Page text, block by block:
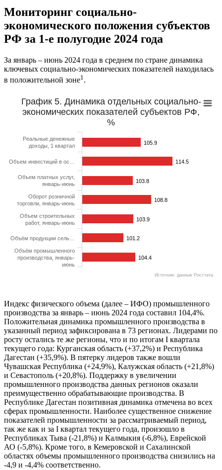
Мониторинг социально-
экономического положения субъектов
РФ за 1-е полугодие 2024 года
За январь – июнь 2024 года в среднем по стране динамика
ключевых социально-экономических показателей находилась
в положительной зоне1 .
График 5. Динамика отдельных социально-
экономических показателей субъектов РФ,
%
105.9
114.5
103.8
108.8
103.9
101.2
104.4
Реальные денежные
доходы, 1 квартал
Объем инвестиций в ос…
Объем платных услуг,
январь-июнь
Оборот розничной
торговли, январь-июнь
Объем строительных
работ, январь-июнь
Объём продукции сель…
Объём промышленного
производства, январь-
июнь
Источник: данные Росстата
Индекс физического объема (далее – ИФО) промышленного
производства за январь – июнь 2024 года составил 104,4%.
Положительная динамика промышленного производства в
указанный период зафиксирована в 73 регионах. Лидерами по
росту остались те же регионы, что и по итогам I квартала
текущего года: Курганская область (+37,2%) и Республика
Дагестан (+35,9%). В пятерку лидеров также вошли
Чувашская Республика (+24,9%), Калужская область (+21,8%)
и Севастополь (+20,8%). Поддержку в увеличении
промышленного производства данных регионов оказали
преимущественно обрабатывающие производства. В
Республике Дагестан позитивная динамика отмечена во всех
сферах промышленности. Наиболее существенное снижение
показателей промышленности за рассматриваемый период,
так же как и за I квартал текущего года, произошло в
Республиках Тыва (-21,8%) и Калмыкия (-6,8%), Еврейской
АО (-5,8%). Кроме того, в Кемеровской и Сахалинской
областях объемы промышленного производства снизились на
-4,9 и -4,4% соответственно.